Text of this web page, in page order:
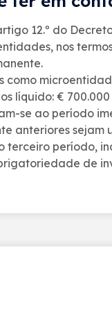
12.º do
nos
como
líquido: €
se ao período
anteriores sejam
terceiro período,
de